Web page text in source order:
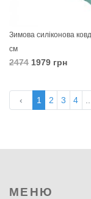
Зимова силіконова
см
2474 1979 грн
‹ 1 2 3 4
МЕНЮ